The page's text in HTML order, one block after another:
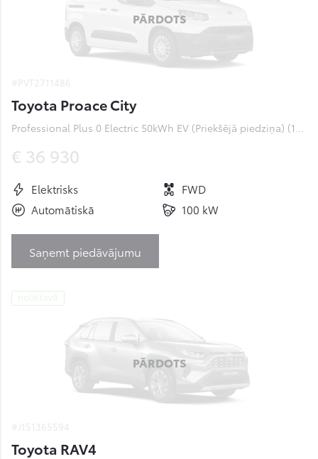
PĀRDOTS
Toyota Proace City
Professional Plus 0 Electric 50kWh EV (Priekšējā piedziņa) (100 kW)
€ 36 930
Elektrisks
FWD
Automātiskā
100 kW
Saņemt piedāvājumu
noliktavā
PĀRDOTS
Toyota RAV4